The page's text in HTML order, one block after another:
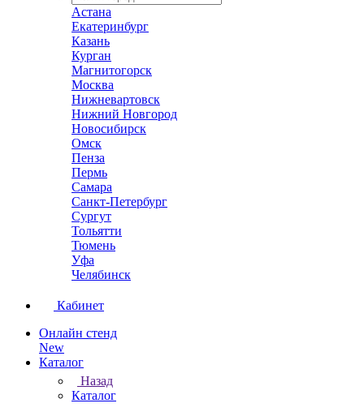
Астана
Екатеринбург
Казань
Курган
Магнитогорск
Москва
Нижневартовск
Нижний Новгород
Новосибирск
Омск
Пенза
Пермь
Самара
Санкт-Петербург
Сургут
Тольятти
Тюмень
Уфа
Челябинск
Кабинет
Онлайн стенд
New
Каталог
Назад
Каталог